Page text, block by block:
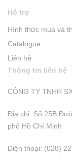
Hỗ trợ
Hình thức mua và
Catalogue
Liên hệ
Thông tin liên hệ
CÔNG TY TNHH
Địa chỉ: Số 25B
phố Hồ Chí Minh
Điện thoại: (028)